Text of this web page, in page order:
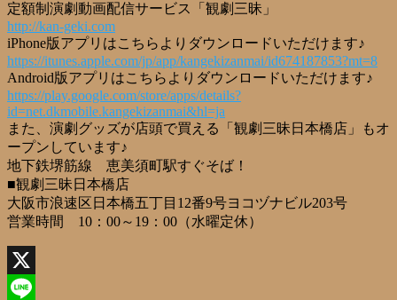
定額制演劇動画配信サービス「観劇三昧」
http://kan-geki.com
iPhone版アプリはこちらよりダウンロードいただけます♪
https://itunes.apple.com/jp/app/kangekizanmai/id674187853?mt=8
Android版アプリはこちらよりダウンロードいただけます♪
https://play.google.com/store/apps/details?
id=net.dkmobile.kangekizanmai&hl=ja
また、演劇グッズが店頭で買える「観劇三昧日本橋店」もオ
ープンしています♪
地下鉄堺筋線 恵美須町駅すぐそば！
■観劇三昧日本橋店
大阪市浪速区日本橋五丁目12番9号ヨコヅナビル203号
営業時間 10：00～19：00（水曜定休）
X